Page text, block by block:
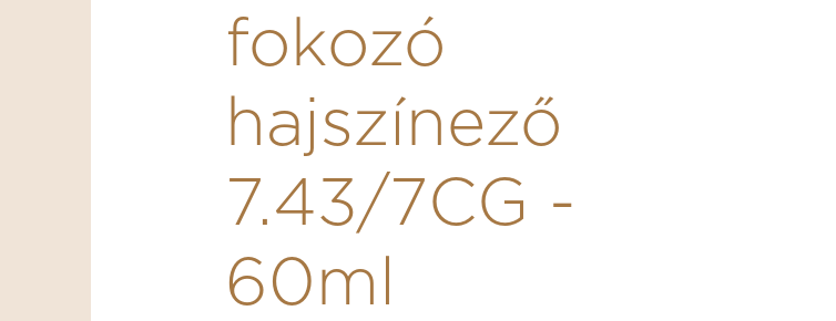
fokozó
hajszínező
7.43/7CG -
60ml